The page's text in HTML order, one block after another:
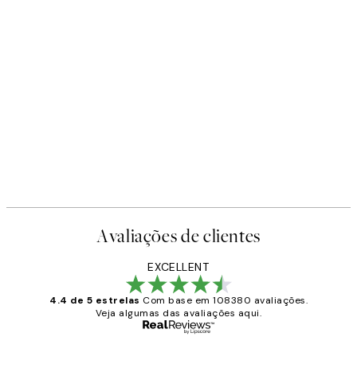
Avaliações de clientes
EXCELLENT
4.4 de 5 estrelas Com base em 108380 avaliações.
Veja algumas das avaliações aqui.